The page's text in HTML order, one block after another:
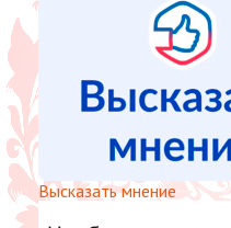
Высказать мнение